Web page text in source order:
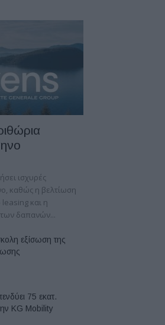
ισχυρές
καθώς η βελτίωση
και η
δαπανών...
εξίσωση της
75 εκατ.
KG Mobility